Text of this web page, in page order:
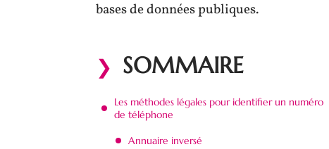
bases de données publiques.
SOMMAIRE
Les méthodes légales pour identifier un numéro
de téléphone
Annuaire inversé